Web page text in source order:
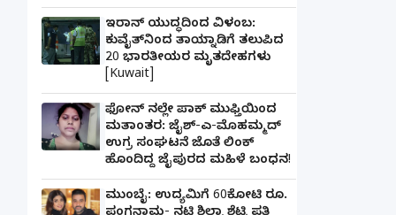
ಇರಾನ್ ಯುದ್ಧದಿಂದ ವಿಳಂಬ:
ಕುವೈತ್‌ನಿಂದ ತಾಯ್ನಾಡಿಗೆ ತಲುಪಿದ
20 ಭಾರತೀಯರ ಮೃತದೇಹಗಳು
[Kuwait]
ಫೋನ್ ನಲ್ಲೇ ಪಾಕ್ ಮುಫ್ತಿಯಿಂದ
ಮತಾಂತರ: ಜೈಶ್-ಎ-ಮೊಹಮ್ಮದ್
ಉಗ್ರ ಸಂಘಟನೆ ಜೊತೆ ಲಿಂಕ್
ಹೊಂದಿದ್ದ ಜೈಪುರದ ಮಹಿಳೆ ಬಂಧನ!
ಮುಂಬೈ: ಉದ್ಯಮಿಗೆ 60ಕೋಟಿ ರೂ.